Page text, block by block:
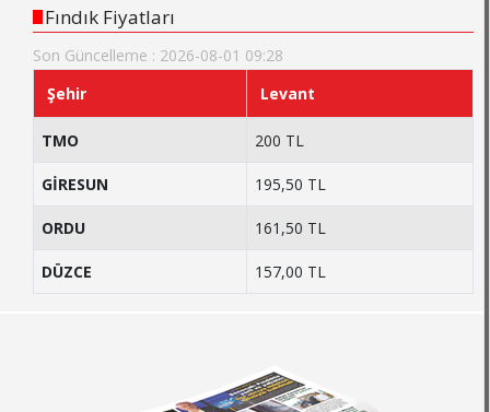
Fındık Fiyatları
Son Güncelleme : 2026-08-01 09:28
Şehir
Levant
TMO 200 TL
GİRESUN 195,50 TL
ORDU 161,50 TL
DÜZCE 157,00 TL